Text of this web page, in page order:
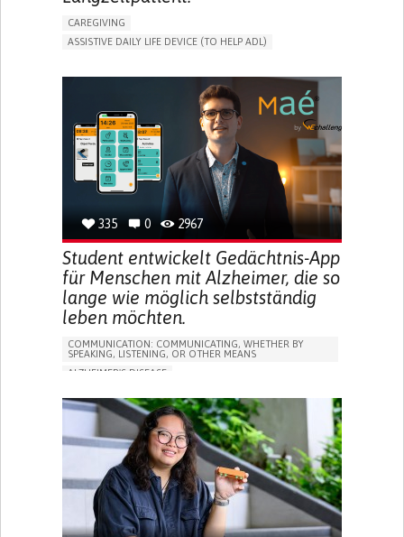
CAREGIVING
ASSISTIVE DAILY LIFE DEVICE (TO HELP ADL)
MAINTAINING BALANCE AND MOBILITY
PREVENTING (VACCINATION, PROTECTION, FALLS,
GENERAL AND FAMILY MEDICINE
CAREGIVER SUPPORT
UNITED STATES
335 0 2967
Student entwickelt Gedächtnis-App
für Menschen mit Alzheimer, die so
lange wie möglich selbstständig
leben möchten.
COMMUNICATION: COMMUNICATING, WHETHER BY
SPEAKING, LISTENING, OR OTHER MEANS
ALZHEIMER'S DISEASE
MEMORY LOSS
PROMOTING SELF-MANAGEMENT
MANAGING NEUROLOGICAL DISORDERS
CAREGIVING SUPPORT
GENERAL AND FAMILY MEDICINE
NEUROLOGY
FRANCE